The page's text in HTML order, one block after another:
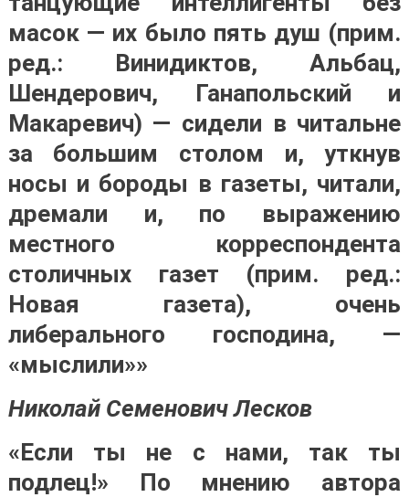
масок — их было пять душ (прим.
ред.: Винидиктов, Альбац,
Шендерович, Ганапольский и
Макаревич) — сидели в читальне
за большим столом и, уткнув
носы и бороды в газеты, читали,
дремали и, по выражению
местного корреспондента
столичных газет (прим. ред.:
Новая газета), очень
либерального господина, —
«мыслили»»
Николай Семенович Лесков
«Если ты не с нами, так ты
подлец!» По мнению автора